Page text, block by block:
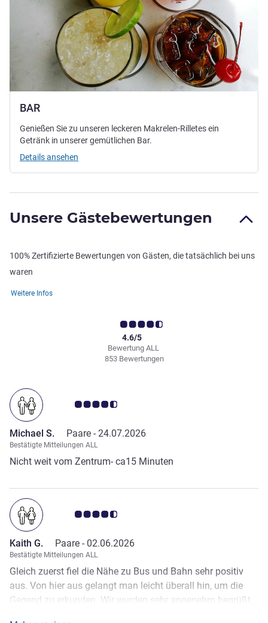
BAR
Genießen Sie zu unseren leckeren Makrelen-Rilletes ein
Getränk in unserer gemütlichen Bar.
Details ansehen
Unsere Gästebewertungen
100% Zertifizierte Bewertungen von Gästen, die tatsächlich bei uns
waren
Weitere Infos
Bewertung ALL
4.6/5
853 Bewertungen
Note Kundenmeinungen 4.5/5
Michael S. Paare - 24.07.2026
Bestätigte Mitteilungen ALL
Nicht weit vom Zentrum- ca15 Minuten
Note Kundenmeinungen 4.5/5
Kaith G. Paare - 02.06.2026
Bestätigte Mitteilungen ALL
Gleich zuerst fiel die Nähe zu Bus und Bahn sehr positiv
aus. Von hier aus gelangt man leicht überall hin, um die
Gegend zu erkunden. Wir wurden sehr angenehm begrüßt.